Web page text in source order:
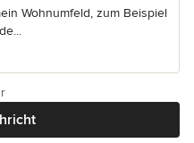
Wohnumfeld, zum Beispiel